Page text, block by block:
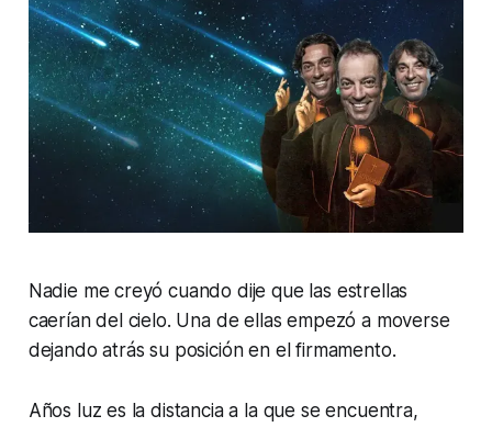
Nadie me creyó cuando dije que las estrellas
caerían del cielo. Una de ellas empezó a moverse
dejando atrás su posición en el firmamento.
Años luz es la distancia a la que se encuentra,